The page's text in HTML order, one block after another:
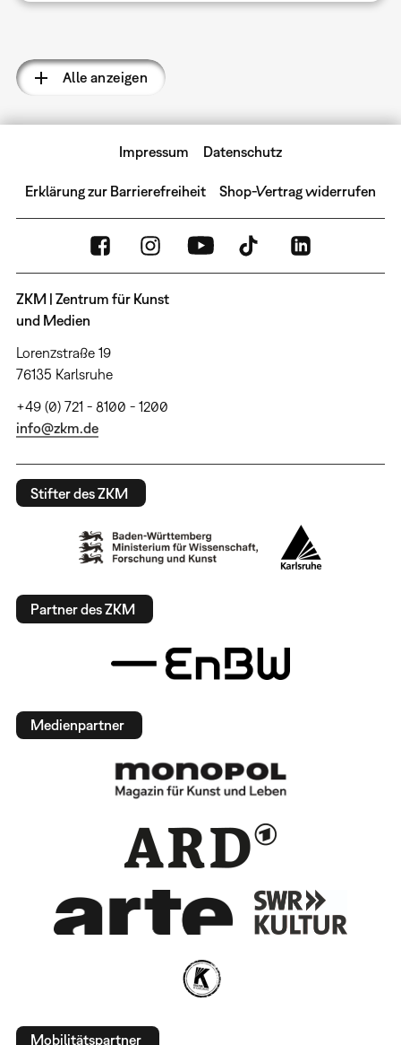
Alle anzeigen
Impressum Datenschutz
Erklärung zur Barrierefreiheit Shop-Vertrag widerrufen
ZKM | Zentrum für Kunst
und Medien
Lorenzstraße 19
76135 Karlsruhe
+49 (0) 721 - 8100 - 1200
info@zkm.de
Stifter des ZKM
Partner des ZKM
Medienpartner
Mobilitätspartner